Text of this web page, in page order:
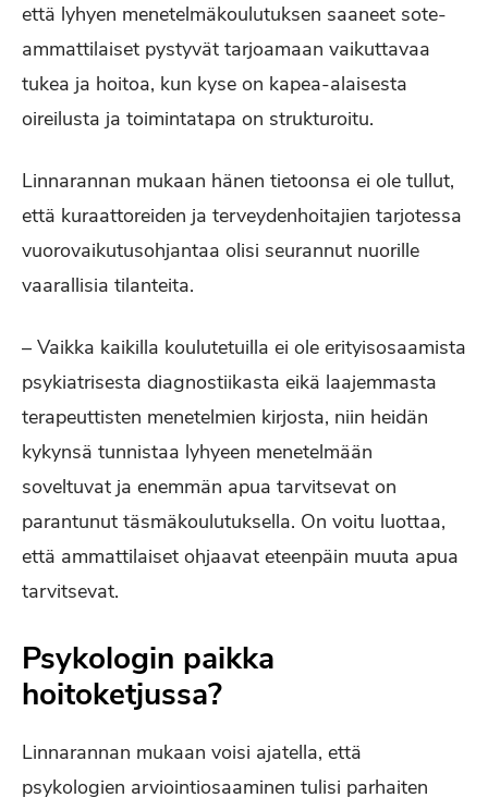
että lyhyen menetelmäkoulutuksen saaneet sote-
ammattilaiset pystyvät tarjoamaan vaikuttavaa
tukea ja hoitoa, kun kyse on kapea-alaisesta
oireilusta ja toimintatapa on strukturoitu.
Linnarannan mukaan hänen tietoonsa ei ole tullut,
että kuraattoreiden ja terveydenhoitajien tarjotessa
vuorovaikutusohjantaa olisi seurannut nuorille
vaarallisia tilanteita.
– Vaikka kaikilla koulutetuilla ei ole erityisosaamista
psykiatrisesta diagnostiikasta eikä laajemmasta
terapeuttisten menetelmien kirjosta, niin heidän
kykynsä tunnistaa lyhyeen menetelmään
soveltuvat ja enemmän apua tarvitsevat on
parantunut täsmäkoulutuksella. On voitu luottaa,
että ammattilaiset ohjaavat eteenpäin muuta apua
tarvitsevat.
Psykologin paikka
hoitoketjussa?
Linnarannan mukaan voisi ajatella, että
psykologien arviointiosaaminen tulisi parhaiten